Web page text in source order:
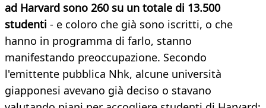
ad Harvard sono 260 su un totale di 13.500
studenti - e coloro che già sono iscritti, o che
hanno in programma di farlo, stanno
manifestando preoccupazione. Secondo
l'emittente pubblica Nhk, alcune università
giapponesi avevano già deciso o stavano